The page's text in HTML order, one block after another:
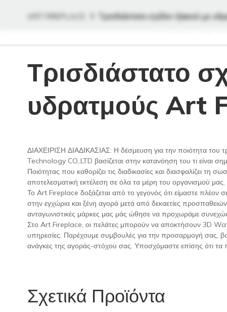
ART FIREPLACE Τρισδιάστατο σχέδιο τζακιού με
Τρισδιάστατο
υδρατμούς Art
ΔΙΑΧΕΙΡΙΣΗ ΔΙΑΔΙΚΑΣΙΑΣ: Η δέσμευση για την ποιότητα του
Technology CO,.LTD βασίζεται στην κατανόηση του τι είναι
Ποιότητας που καθορίζει τις διαδικασίες και διασφαλίζει
αποτελεσματική εκτέλεση σε όλα τα μέρη του οργανισμού μας.
Το Art Fireplace δοξάζεται από το γεγονός ότι είμαστε πλέον
στην εγχώρια και ξένη αγορά μετά από δεκαετίες
ανταγωνιστικές μάρκες μας μάς ώθησε να προχωράμε
Στο Art Fireplace, οι πελάτες μπορούν να αποκτήσουν 3D
υπηρεσίες. Παρέχουμε συμβουλές για την προσαρμογή σας,
ανάγκες της αγοράς-στόχου σας. Υποσχόμαστε επίσης ότι
Σχετικά Προϊόντα